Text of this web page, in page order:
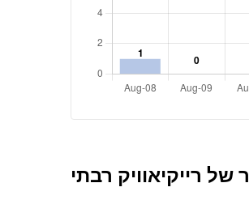
של רייקיאוויק רבתי